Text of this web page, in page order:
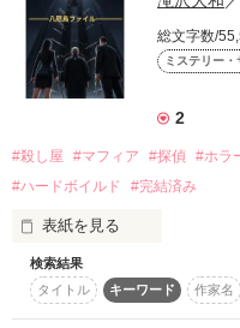
この物語を、120%楽しん
いがございます。
もし、まだお読みでなけれ
**『RIKA』**を、先に読ん
そうすれば、この、政界の
ぜ、そして、どのように
深く、感じていただけるは
それでは、準備はよろしい
総文字数/
ミステリー・
2
#殺し屋 #マフィア #探偵 #ホラ
#ハードボイルド
#完結済み
表紙を見る
※本作八咫烏(やたがらす)
だくために、前作『RIKA
ただくことを、強く、おす
検索結果
タイトル
キーワード 作家名